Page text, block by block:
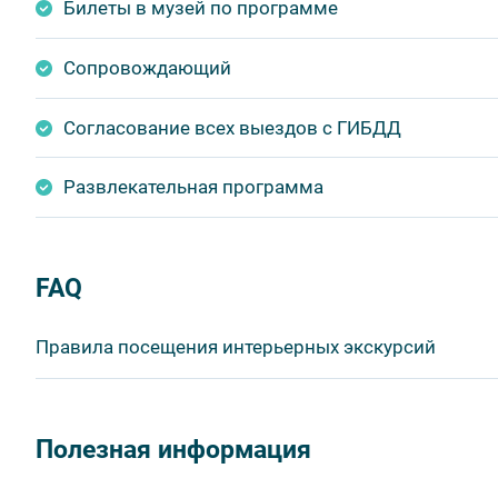
Билеты в музей по программе
Сопровождающий
Согласование всех выездов с ГИБДД
Развлекательная программа
FAQ
Правила посещения интерьерных экскурсий
соблюдение которых сделает ваш отдых приятным,
Полезная информация